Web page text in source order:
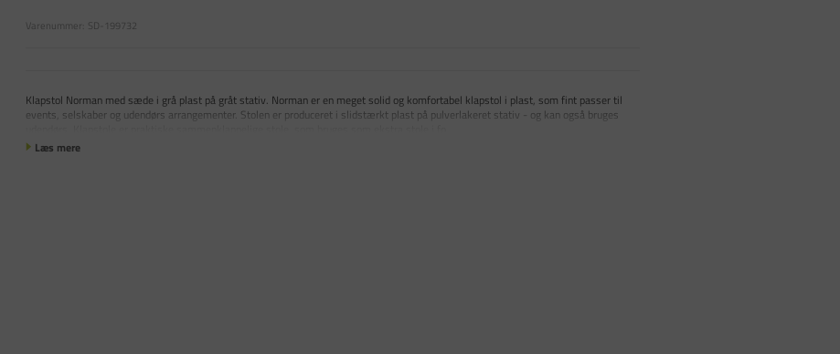
Varenummer: SD-199732
Klapstol Norman med sæde i grå plast på gråt stativ. Norman er en meget solid og komfortabel klapstol i plast, som fint passer til
events, selskaber og udendørs arrangementer. Stolen er produceret i slidstærkt plast på pulverlakeret stativ - og kan også bruges
Læs mere